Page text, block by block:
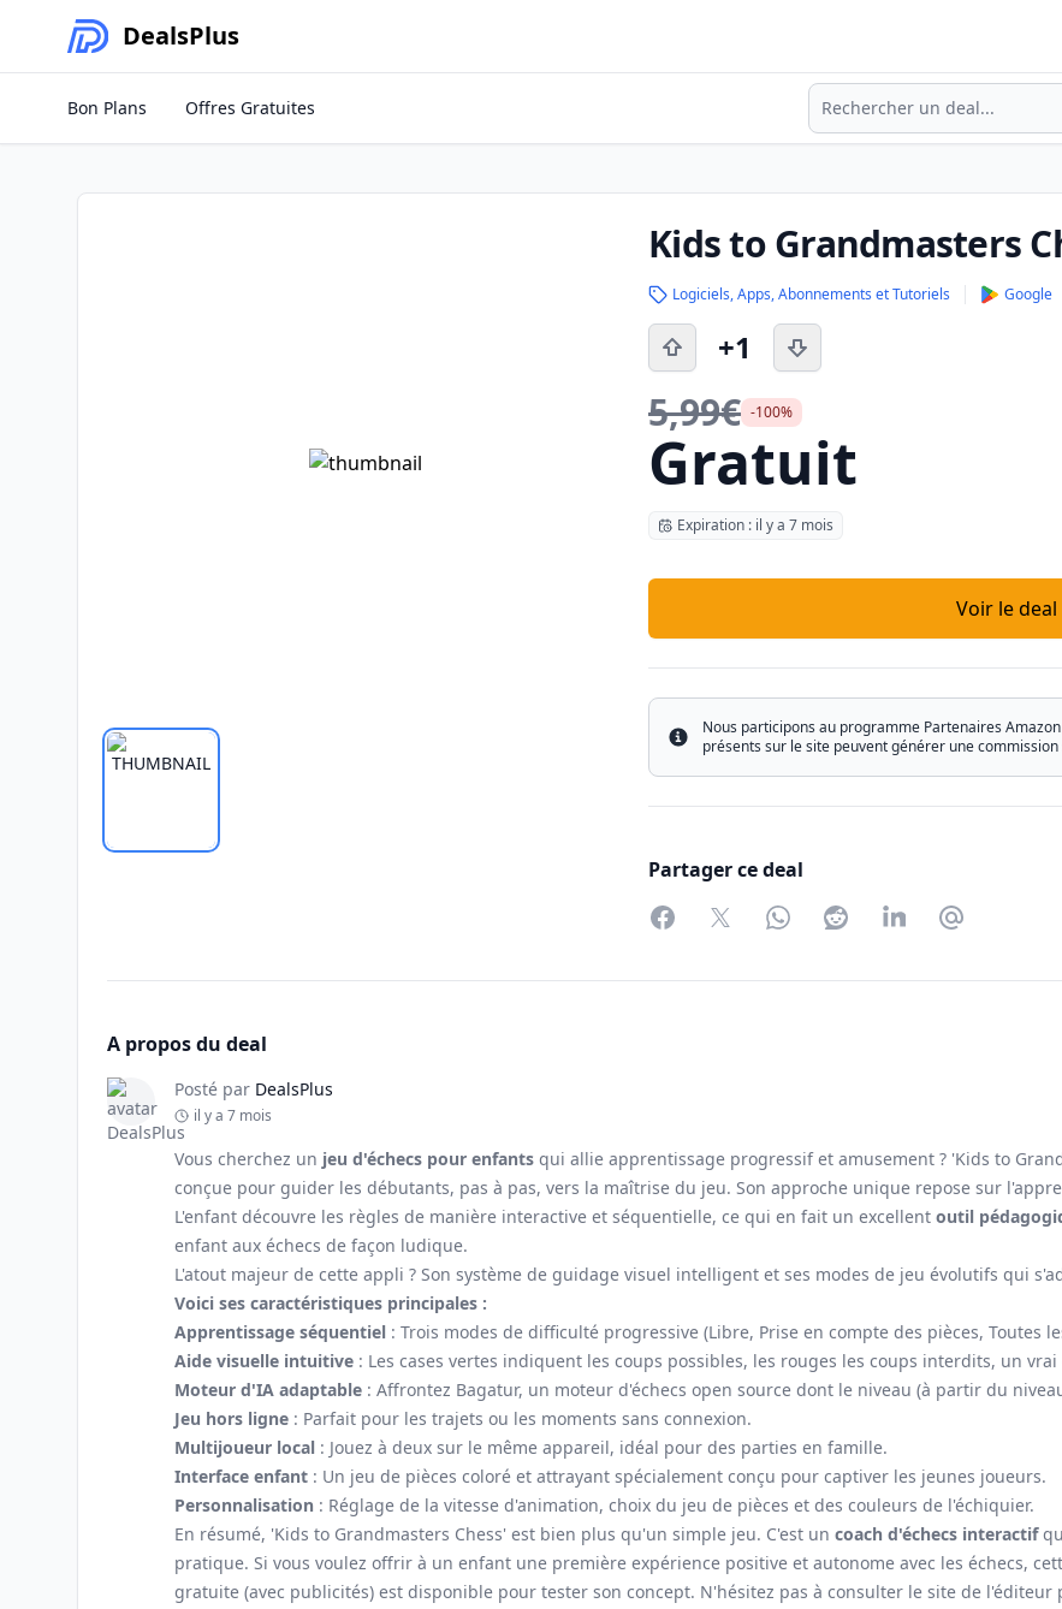
DealsPlus
Recherche
Bon Plans Offres Gratuites
Kids to Grandmasters
Logiciels, Apps, Abonnements et Tutoriels Google
+1
5,99€ -100%
Gratuit
Expiration : il y a 7 mois
Voir le deal
Info
Nous participons au programme Partenaires
présents sur le site peuvent générer une
Partager ce deal
FacebookTwitterWhatsAppRedditLinkedInPartager par
A propos du deal
Posté par DealsPlus
il y a 7 mois
Vous cherchez un jeu d'échecs pour enfants qui allie apprentissage progressif et amusement ? 'Kids to
conçue pour guider les débutants, pas à pas, vers la maîtrise du jeu. Son approche unique repose sur
L'enfant découvre les règles de manière interactive et séquentielle, ce qui en fait un excellent outil
enfant aux échecs de façon ludique.
L'atout majeur de cette appli ? Son système de guidage visuel intelligent et ses modes de jeu évolutifs qui
Voici ses caractéristiques principales :
Apprentissage séquentiel : Trois modes de difficulté progressive (Libre, Prise en compte des pièces, Toutes
Aide visuelle intuitive : Les cases vertes indiquent les coups possibles, les rouges les coups interdits, un
Moteur d'IA adaptable : Affrontez Bagatur, un moteur d'échecs open source dont le niveau (à partir du
Jeu hors ligne : Parfait pour les trajets ou les moments sans connexion.
Multijoueur local : Jouez à deux sur le même appareil, idéal pour des parties en famille.
Interface enfant : Un jeu de pièces coloré et attrayant spécialement conçu pour captiver les jeunes joueurs.
Personnalisation : Réglage de la vitesse d'animation, choix du jeu de pièces et des couleurs de l'échiquier.
En résumé, 'Kids to Grandmasters Chess' est bien plus qu'un simple jeu. C'est un coach d'échecs interactif
pratique. Si vous voulez offrir à un enfant une première expérience positive et autonome avec les échecs,
gratuite (avec publicités) est disponible pour tester son concept. N'hésitez pas à consulter le site de l'éditeur